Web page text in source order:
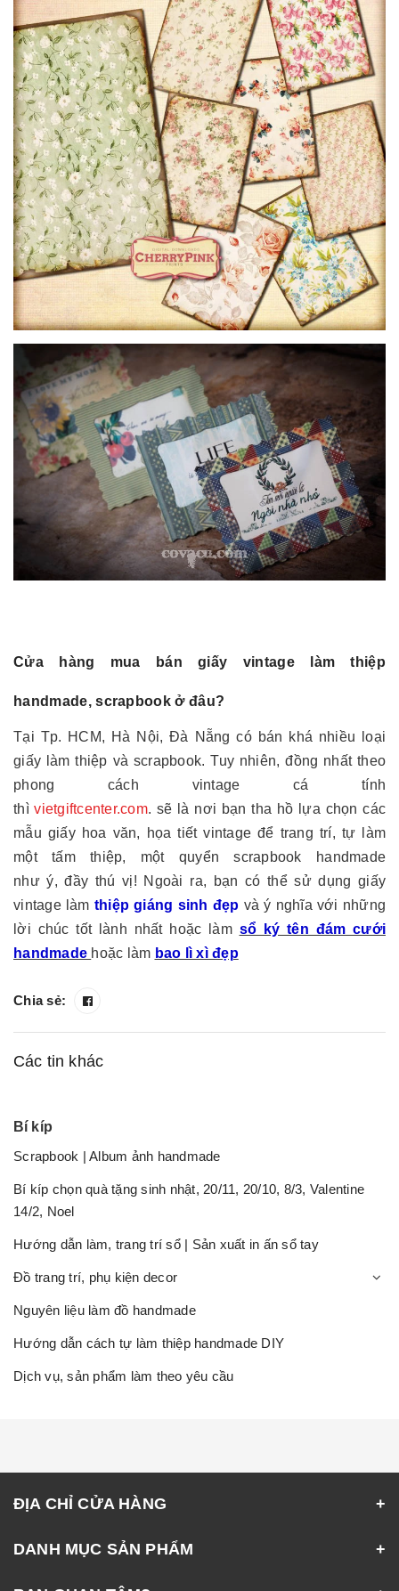
Cửa hàng mua bán giấy vintage làm thiệp
handmade, scrapbook ở đâu?
Tại Tp. HCM, Hà Nội, Đà Nẵng có bán khá nhiều loại
giấy làm thiệp và scrapbook. Tuy nhiên, đồng nhất theo
phong cách vintage cá tính
thìvietgiftcenter.com. sẽ là nơi bạn tha hồ lựa chọn các
mẫu giấy hoa văn, họa tiết vintage để trang trí, tự làm
một tấm thiệp, một quyển scrapbook handmade
như ý, đầy thú vị! Ngoài ra, bạn có thể sử dụng giấy
vintage làm thiệp giáng sinh đẹp và ý nghĩa với những
lời chúc tốt lành nhất hoặc làm sổ ký tên đám cưới
handmade hoặc làm bao lì xì đẹp
Chia sẻ:
Các tin khác
Bí kíp
Scrapbook | Album ảnh handmade
Bí kíp chọn quà tặng sinh nhật, 20/11, 20/10, 8/3, Valentine
14/2, Noel
Hướng dẫn làm, trang trí sổ | Sản xuất in ấn sổ tay
Đồ trang trí, phụ kiện decor
Nguyên liệu làm đồ handmade
Hướng dẫn cách tự làm thiệp handmade DIY
Dịch vụ, sản phẩm làm theo yêu cầu
ĐỊA CHỈ CỬA HÀNG
DANH MỤC SẢN PHẨM